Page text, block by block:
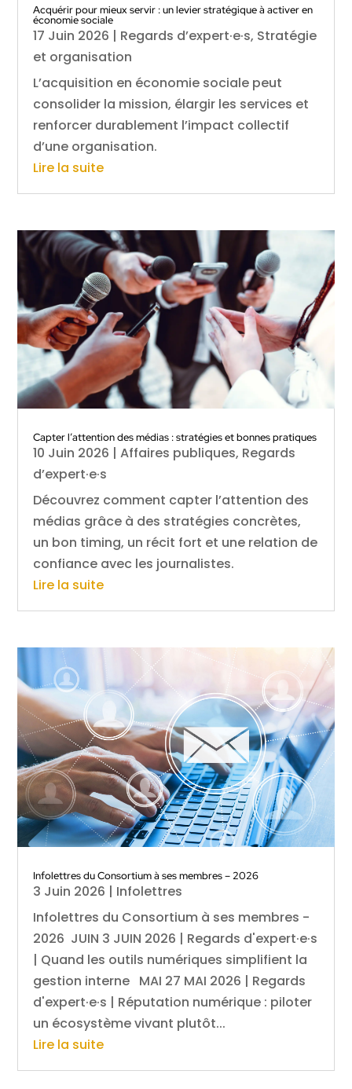
Acquérir pour mieux servir : un levier stratégique à activer en
économie sociale
17 Juin 2026 | Regards d’expert·e·s, Stratégie
et organisation
L’acquisition en économie sociale peut
consolider la mission, élargir les services et
renforcer durablement l’impact collectif
d’une organisation.
Lire la suite
Capter l’attention des médias : stratégies et bonnes pratiques
10 Juin 2026 |Affaires publiques, Regards
d’expert·e·s
Découvrez comment capter l’attention des
médias grâce à des stratégies concrètes,
un bon timing, un récit fort et une relation de
confiance avec les journalistes.
Lire la suite
Infolettres du Consortium à ses membres – 2026
3 Juin 2026 | Infolettres
Infolettres du Consortium à ses membres -
2026 JUIN 3 JUIN 2026 | Regards d'expert·e·s
| Quand les outils numériques simplifient la
gestion interne MAI 27 MAI 2026 | Regards
d'expert·e·s | Réputation numérique : piloter
un écosystème vivant plutôt...
Lire la suite